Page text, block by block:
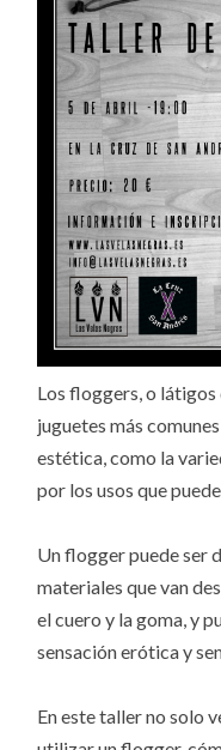
Los floggers, o látigos
juguetes más
estética, como la
por los usos que
Un flogger puede ser
materiales que van
el cuero y la goma, y
sensación erótica y
En este taller no solo